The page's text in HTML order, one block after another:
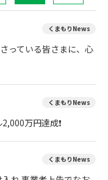
くまもりNews
っている皆さまに、心
くまもりNews
万円達成❗
くまもりNews